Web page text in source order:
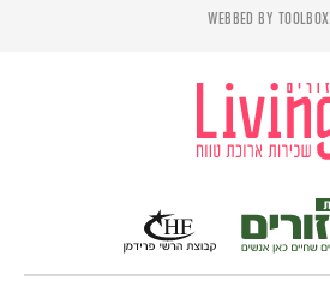
WEBBED BY TOOLBOX